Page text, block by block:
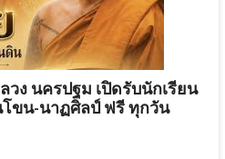
ง นครปฐม เปิดรับนักเรียน
โขน-นาฏศิลป์ ฟรี ทุกวัน